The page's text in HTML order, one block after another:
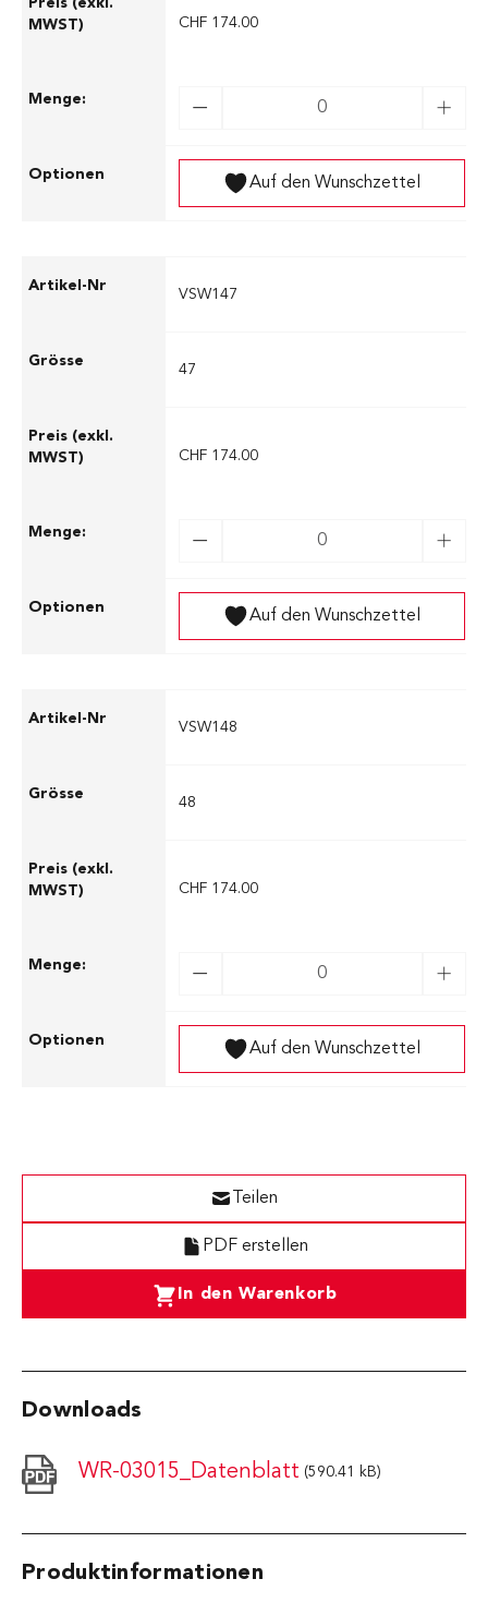
CHF 174.00
Auf den Wunschzettel
VSW147
47
CHF 174.00
Auf den Wunschzettel
VSW148
48
CHF 174.00
Auf den Wunschzettel
In den Warenkorb
PDF erstellen
Teilen
Produktinformationen
Downloads
WR-03015_Datenblatt (590.41 kB)